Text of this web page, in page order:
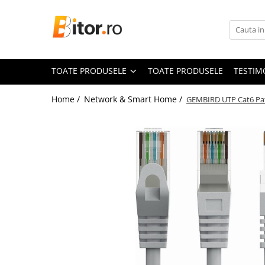
Toate Produsele
Laptop-uri Gaming
TOATE PRODUSELE TOATE PRODUSELE
Home / Network & Smart Home / GEMBIRD UTP Cat6